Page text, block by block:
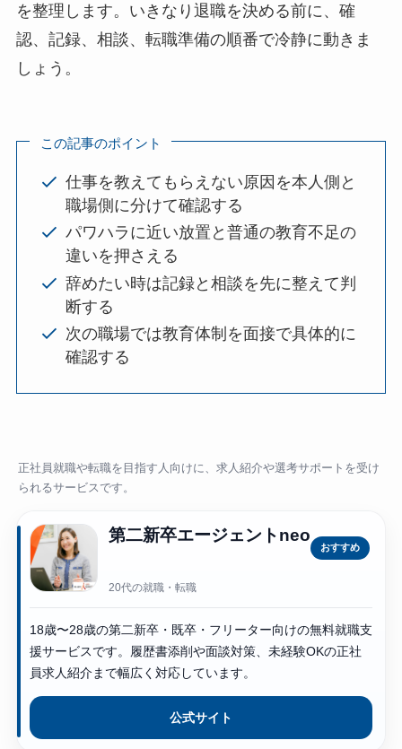
を整理します。いきなり退職を決める前に、確
認、記録、相談、転職準備の順番で冷静に動きま
しょう。
この記事のポイント
仕事を教えてもらえない原因を本人側と
職場側に分けて確認する
パワハラに近い放置と普通の教育不足の
違いを押さえる
辞めたい時は記録と相談を先に整えて判
断する
次の職場では教育体制を面接で具体的に
確認する
正社員就職や転職を目指す人向けに、求人紹介や選考サポートを受け
られるサービスです。
第二新卒エージェントneo
おすすめ
20代の就職・転職
18歳〜28歳の第二新卒・既卒・フリーター向けの無料就職支
援サービスです。履歴書添削や面談対策、未経験OKの正社
員求人紹介まで幅広く対応しています。
公式サイト